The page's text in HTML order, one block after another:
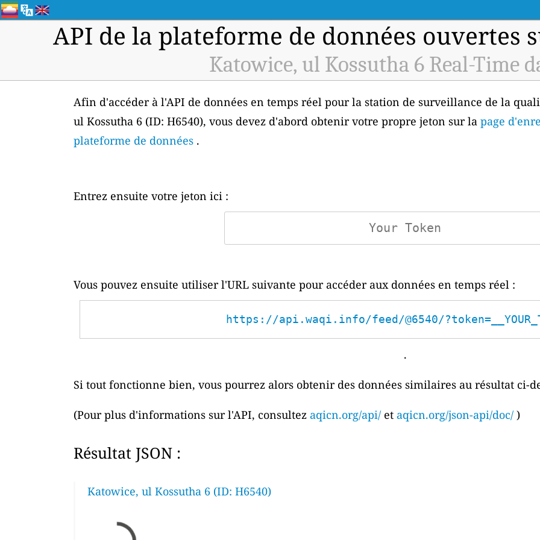
API de la plateforme de données ouvertes
Katowice, ul Kossutha 6 Real-Time
Afin d'accéder à l'API de données en temps réel pour la station de surveillance de la
ul Kossutha 6 (ID: H6540), vous devez d'abord obtenir votre propre jeton sur la page
plateforme de données .
Entrez ensuite votre jeton ici :
Vous pouvez ensuite utiliser l'URL suivante pour accéder aux données en temps réel :
https://api.waqi.info/feed/@6540/
.
Si tout fonctionne bien, vous pourrez alors obtenir des données similaires au résultat ci-
(Pour plus d'informations sur l'API, consultez aqicn.org/api/ et aqicn.org/json-api/doc/ )
Résultat JSON :
Katowice, ul Kossutha 6 (ID: H6540)